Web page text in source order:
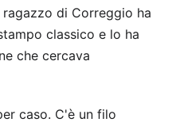
di Correggio ha
classico e lo ha
che cercava
caso. C'è un filo